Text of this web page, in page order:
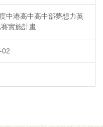
中港高中高中部夢想力英
實施計畫
02